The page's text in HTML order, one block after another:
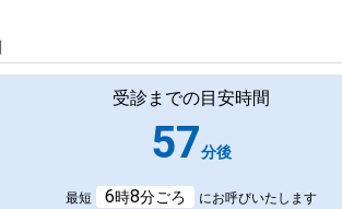
受診までの目安時間
57分後
最短 6時8分ごろ にお呼びいたします